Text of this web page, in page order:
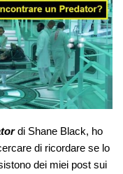
di Shane Black, ho
di ricordare se lo
dei miei post sui